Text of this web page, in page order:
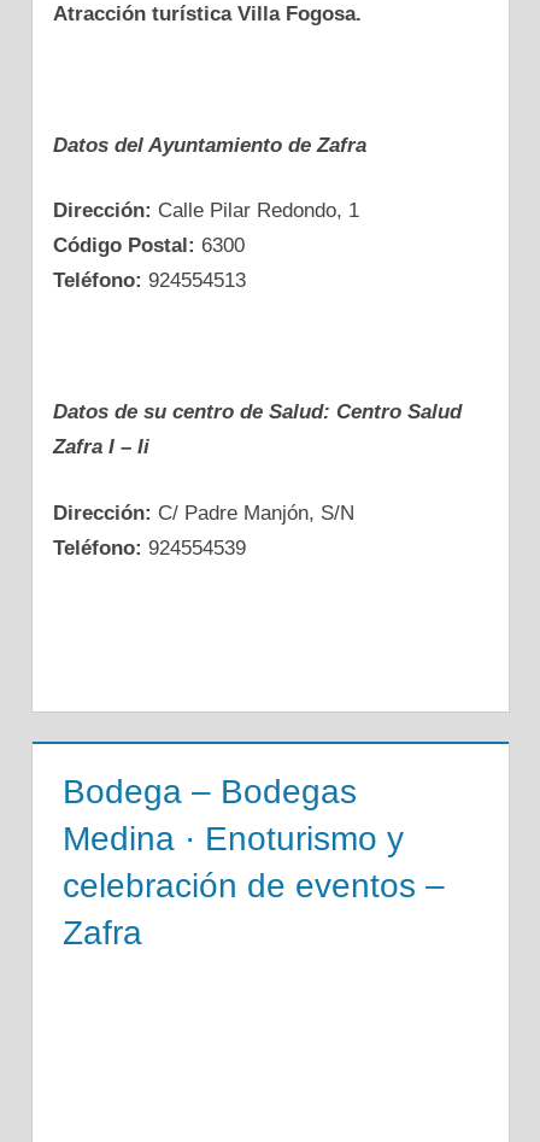
Atracción turística Villa Fogosa.
Datos del Ayuntamiento dе Zafra
Dirección: Calle Pilar Redondo, 1
Código Postal: 6300
Teléfono: 924554513
Datos dе su centro dе Salud: Centro Salud
Zafra I – Ii
Dirección: C/ Padre Manjón, S/N
Teléfono: 924554539
Bodega – Bodegas
Medina · Enoturismo y
celebración de eventos –
Zafra